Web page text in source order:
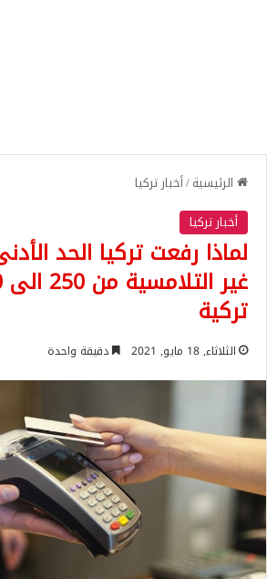
الرئيسية/أخبار تركيا
أخبار تركيا
لماذا رفعت تركيا الحد
تركية
الثلاثاء, 18 مايو, 2021 دقيقة واحدة